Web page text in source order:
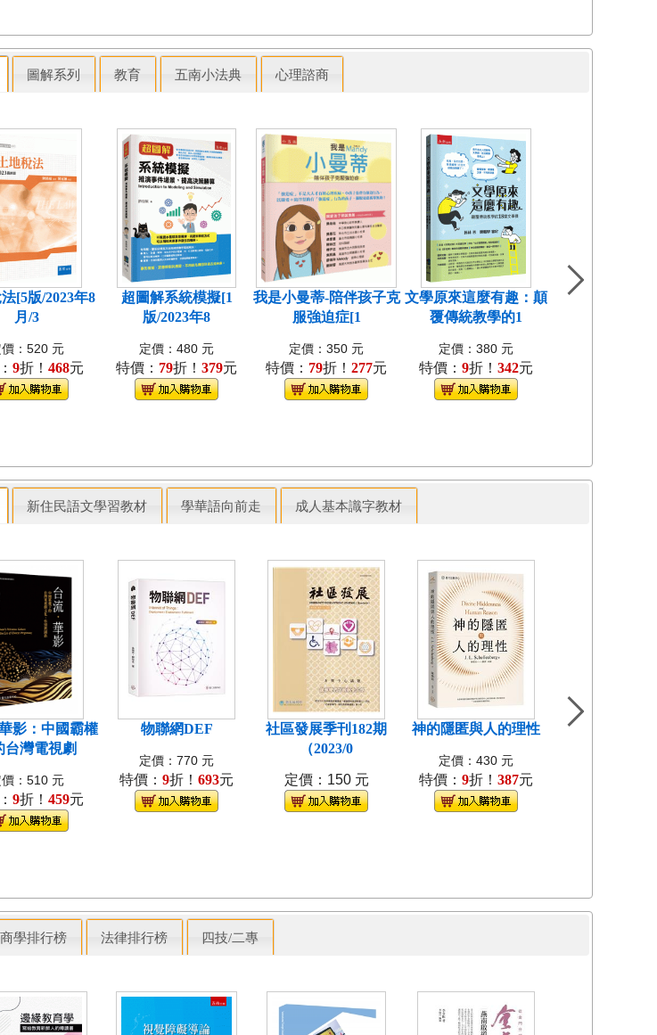
圖解系列 教育 五南小法典 心理諮商
[5版/2023年8
月/3
價：520 元
9折！ 468元
超圖解系統模擬[1
版/2023年8
定價：480 元
特價： 79折！ 379元
我是小曼蒂-陪伴孩子克
服強迫症[1
定價：350 元
特價： 79折！ 277元
文學原來這麼有趣：顛
覆傳統教學的1
定價：380 元
特價： 9折！ 342元
穿越千年的黑
新住民語文學習教材 學華語向前走 成人基本識字教材
影：中國霸權
台灣電視劇
價：510 元
9折！ 459元
物聯網DEF
定價：770 元
特價： 9折！ 693元
社區發展季刊182期
（2023/0
定價：150 元
神的隱匿與人的理性
定價：430 元
特價： 9折！ 387元
島嶼食紀[3本不
商學排行榜 法律排行榜 四技/二專